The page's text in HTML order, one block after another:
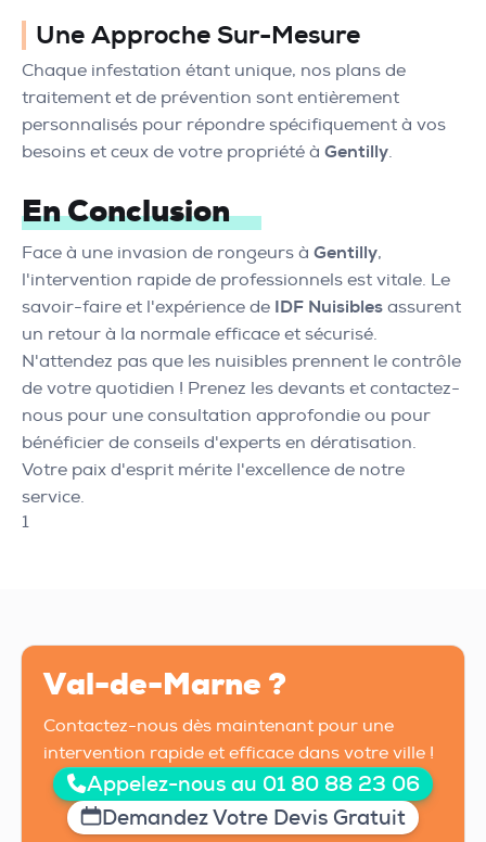
Une Approche Sur-Mesure
Chaque infestation étant unique, nos plans de
traitement et de prévention sont entièrement
personnalisés pour répondre spécifiquement à vos
besoins et ceux de votre propriété à Gentilly.
En Conclusion
Face à une invasion de rongeurs à Gentilly,
l'intervention rapide de professionnels est vitale. Le
savoir-faire et l'expérience de IDF Nuisibles assurent
un retour à la normale efficace et sécurisé.
N'attendez pas que les nuisibles prennent le contrôle
de votre quotidien ! Prenez les devants et contactez-
nous pour une consultation approfondie ou pour
bénéficier de conseils d'experts en dératisation.
Votre paix d'esprit mérite l'excellence de notre
service.
1
Val-de-Marne ?
Contactez-nous dès maintenant pour une
intervention rapide et efficace dans votre ville !
Appelez-nous au 01 80 88 23 06
Demandez Votre Devis Gratuit